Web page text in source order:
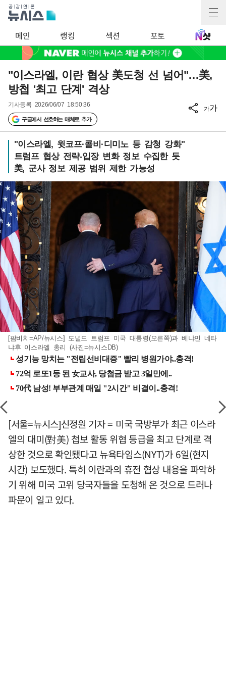
메인 랭킹 섹션 포토
"이스라엘, 이란 협상 美도청 선 넘어"…美,
방첩 '최고 단계' 격상
기사등록 2026/06/07 18:50:36
구글에서 선호하는 매체로 추가
가가
"이스라엘, 윗코프·콜비·디미노 등 감청 강화"
트럼프 협상 전략-입장 변화 정보 수집한 듯
美, 군사 정보 제공 범위 제한 가능성
[팜비치=AP/뉴시스] 도널드 트럼프 미국 대통령(오른쪽)과 베냐민 네타
냐후 이스라엘 총리 (사진=뉴시스DB)
[서울=뉴시스]신정원 기자 = 미국 국방부가 최근 이스라
엘의 대미(對美) 첩보 활동 위협 등급을 최고 단계로 격
상한 것으로 확인됐다고 뉴욕타임스(NYT)가 6일(현지
시간) 보도했다. 특히 이란과의 휴전 협상 내용을 파악하
기 위해 미국 고위 당국자들을 도청해 온 것으로 드러나
파문이 일고 있다.